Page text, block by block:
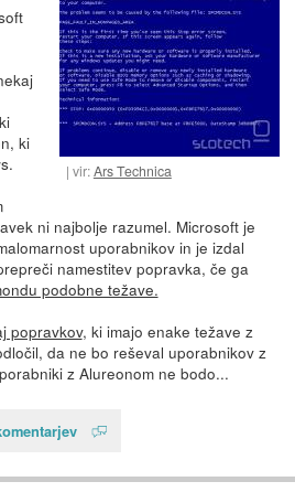
vir:Ars Technica
ki
ni najbolje razumel. Microsoft je
uporabnikov in je izdal
namestitev popravka, če ga
podobne težave.
popravkov, ki imajo enake težave z
da ne bo reševal uporabnikov z
z Alureonom ne bodo...